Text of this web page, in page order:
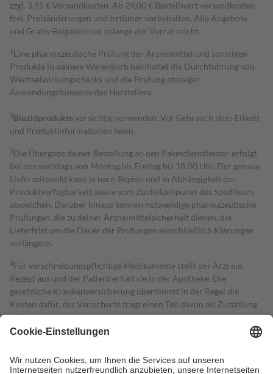
zzgl. 3,95 € Versandkosten. Ab 29,00 € Bestell­wert versand­kosten­
frei. Preisänderungen und Irrtümer vorbehalten. Alle Angebote
und Gratis-Beigaben nur solange der Vorrat reicht.
1 Eine pharmazeutische Prüfung der Arzneimittel und sonstigen
Produkte in deinem Warenkorb beinhaltet die Durchführung von
Wechselwirkungschecks und die Prüfung etwaiger
Anwendungshinweise des Herstellers.
2Biozidproduktevorsichtig verwenden. Vor Gebrauch stets Etikett
und Produktinformationen lesen.
3Die Übergabe deiner Bestellung an den Paketdienstleister erfolgt
bei uns werktags von Montag bis Freitag bis 18:00 Uhr. Der genaue
Lieferzeitpunkt kann je nach Region und in Abhängigkeit der
Produktverfügbarkeit sowie vom Zustellzeitpunkt des Spediteurs
abweichen. Darüber hinaus können notwendige pharmazeutische
Prüfungen, die zu deiner Arzneimittelsicherheit dienen, die
Lieferfrist um die Dauer der Prüfungen einschließlich Klärungen
verlängern.
4Für verschreibungspflichtige Medikamente stellt der Arzt ein
Rezept aus und der Patient erhält sie in der Apotheke. Die
gesetzliche Krankenversicherung übernimmt in der Regel die
Kosten dafür, der Versicherte trägt einen Teil davon als Zuzahlung
mit.
Grundsätzlich leisten Mitglieder Zuzahlungen in Höhe von zehn
höchstens zehn Euro.
Es sind jedoch nie mehr als die tatsächlichen
Kosten der Leistung zu entrichten.